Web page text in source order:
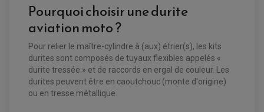
Pourquoi choisir une durite
aviation moto ?
Pour relier le maître-cylindre à (aux) étrier(s), les kits
durites sont composés de tuyaux flexibles appelés «
durite tressée » et de raccords en ergal de couleur. Les
durites peuvent être en caoutchouc (monte d'origine)
ou en tresse métallique.